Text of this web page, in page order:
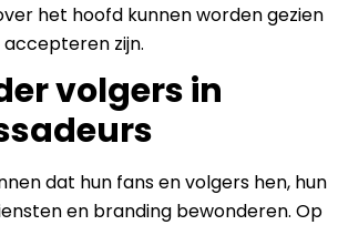
het hoofd kunnen worden gezien
zijn.
volgers in
dat hun fans en volgers hen, hun
en branding bewonderen. Op